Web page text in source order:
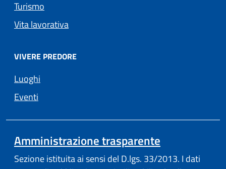
Turismo
Vita lavorativa
VIVERE PREDORE
Luoghi
Eventi
Amministrazione trasparente
Sezione istituita ai sensi del D.lgs. 33/2013. I dati